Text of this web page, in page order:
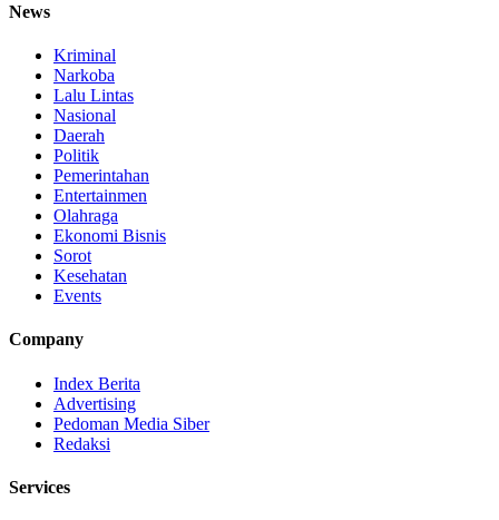
News
Kriminal
Narkoba
Lalu Lintas
Nasional
Daerah
Politik
Pemerintahan
Entertainmen
Olahraga
Ekonomi Bisnis
Sorot
Kesehatan
Events
Company
Index Berita
Advertising
Pedoman Media Siber
Redaksi
Services